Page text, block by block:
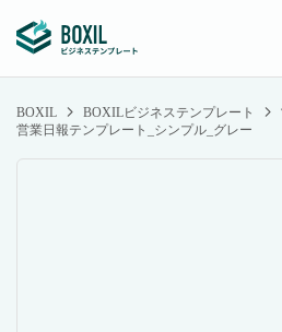
BOXIL BOXILビジネステンプレート
営業日報テンプレート_シンプル_グレー